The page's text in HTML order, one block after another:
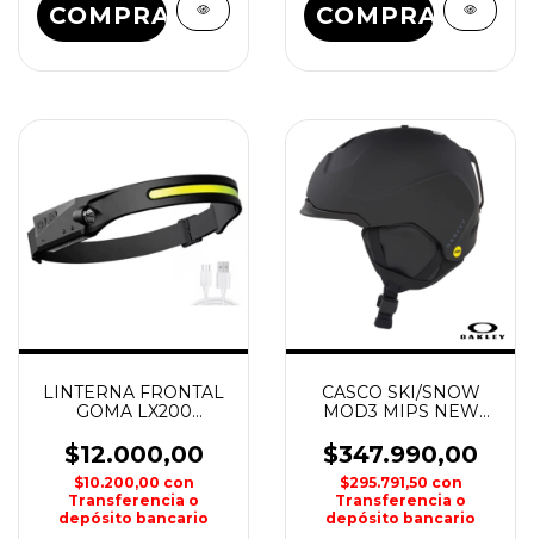
COMPRAR
LINTERNA FRONTAL
GOMA LX200
$12.000,00
$10.200,00 con
Transferencia o
depósito bancario
CASCO SKI/SNOW
MOD3 MIPS NEW
$347.990,00
$295.791,50 con
Transferencia o
depósito bancario